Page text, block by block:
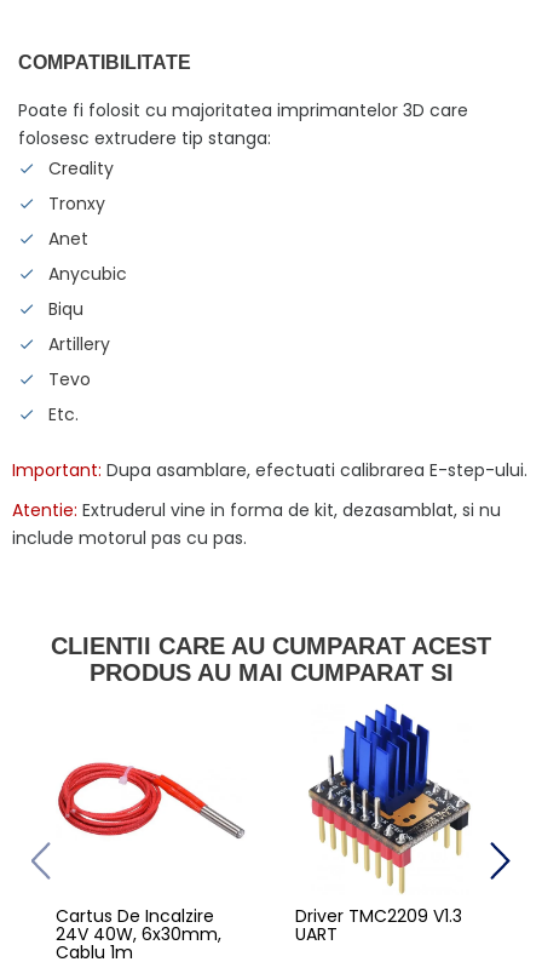
COMPATIBILITATE
Poate fi folosit cu majoritatea imprimantelor 3D care
folosesc extrudere tip stanga:
Creality
Tronxy
Anet
Anycubic
Biqu
Artillery
Tevo
Etc.
Important: Dupa asamblare, efectuati calibrarea E-step-ului.
Atentie: Extruderul vine in forma de kit, dezasamblat, si nu
include motorul pas cu pas.
CLIENTII CARE AU CUMPARAT ACEST
PRODUS AU MAI CUMPARAT SI
Cartus De Incalzire
24V 40W, 6x30mm,
Cablu 1m
Driver TMC2209 V1.3
UART